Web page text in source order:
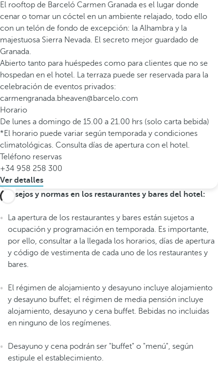
El rooftop de Barceló Carmen Granada es el lugar donde
cenar o tomar un cóctel en un ambiente relajado, todo ello
con un telón de fondo de excepción: la Alhambra y la
majestuosa Sierra Nevada. El secreto mejor guardado de
Granada.
Abierto tanto para huéspedes como para clientes que no se
hospedan en el hotel. La terraza puede ser reservada para la
celebración de eventos privados:
carmengranada.bheaven@barcelo.com
Horario
De lunes a domingo de 15.00 a 21.00 hrs (solo carta bebida)
*El horario puede variar según temporada y condiciones
climatológicas. Consulta días de apertura con el hotel.
Teléfono reservas
+34 958 258 300
Ver detalles
Consejos y normas en los restaurantes y bares del hotel:
La apertura de los restaurantes y bares están sujetos a
ocupación y programación en temporada. Es importante,
por ello, consultar a la llegada los horarios, días de apertura
y código de vestimenta de cada uno de los restaurantes y
bares.
El régimen de alojamiento y desayuno incluye alojamiento
y desayuno buffet; el régimen de media pensión incluye
alojamiento, desayuno y cena buffet. Bebidas no incluidas
en ninguno de los regímenes.
Desayuno y cena podrán ser "buffet" o "menú", según
estipule el establecimiento.